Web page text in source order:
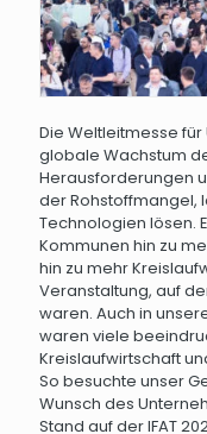
Die Weltleitmesse
globale Wachstum
Herausforderungen
der Rohstoffmangel,
Technologien lösen.
Kommunen hin zu
hin zu mehr
Veranstaltung, auf
waren. Auch in
waren viele
Kreislaufwirtschaft
So besuchte unser
Wunsch des
Stand auf der IFAT